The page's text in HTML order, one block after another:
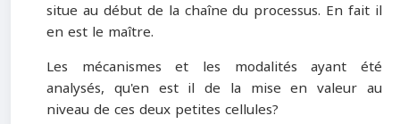
situe au début de la chaîne du processus. En fait il
en est le maître.
Les mécanismes et les modalités ayant été
analysés, qu'en est il de la mise en valeur au
niveau de ces deux petites cellules?